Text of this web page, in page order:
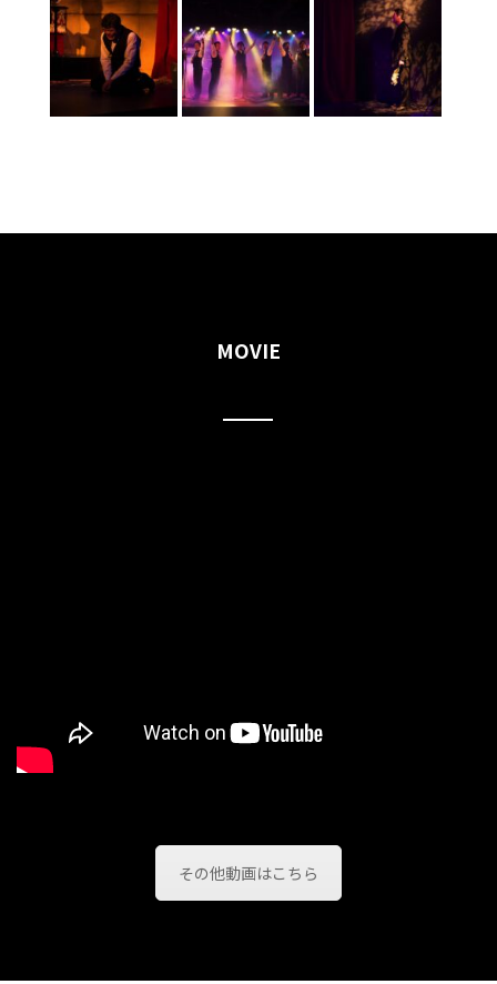
MOVIE
その他動画はこちら